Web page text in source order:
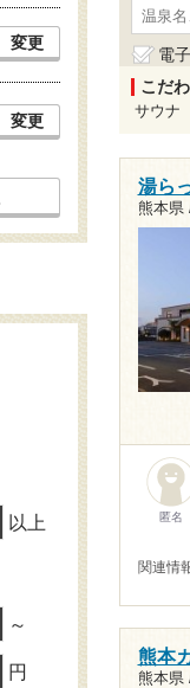
電
こだ
サウナ
湯ら
熊本県
匿名
関連情
熊本
熊本県
変更
変更
以上
～
円